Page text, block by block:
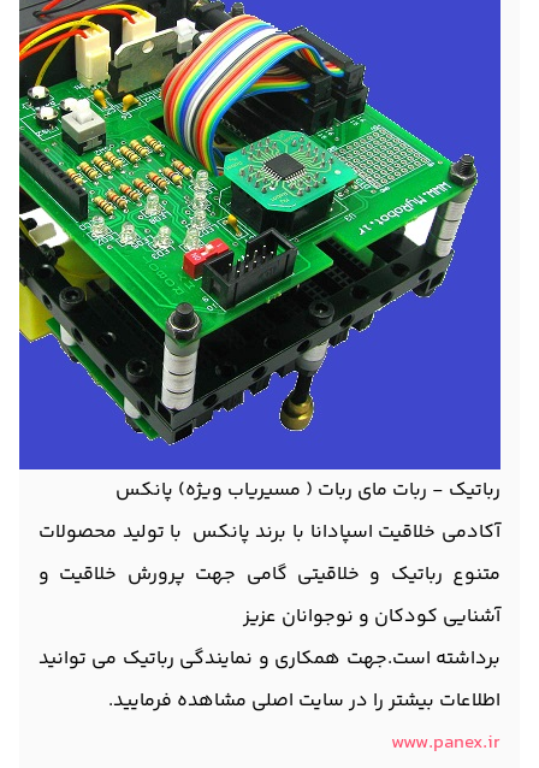
رباتیک - ربات مای ربات ( مسیریاب ویژه) پانکس
آکادمی خلاقیت اسپادانا با برند پانکس با تولید محصولات
متنوع رباتیک و خلاقیتی گامی جهت پرورش خلاقیت و
آشنایی کودکان و نوجوانان عزیز
برداشته است.جهت همکاری و نمایندگی رباتیک می توانید
اطلاعات بیشتر را در سایت اصلی مشاهده فرمایید.
www.panex.ir